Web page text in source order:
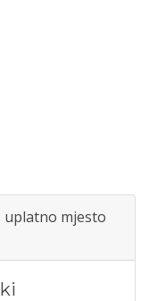
uplatno mjesto